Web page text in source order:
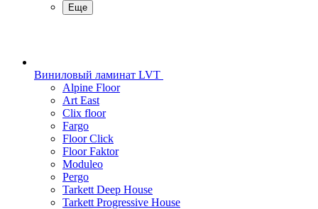
Еще
Виниловый ламинат LVT
Alpine Floor
Art East
Clix floor
Fargo
Floor Click
Floor Faktor
Moduleo
Pergo
Tarkett Deep House
Tarkett Progressive House